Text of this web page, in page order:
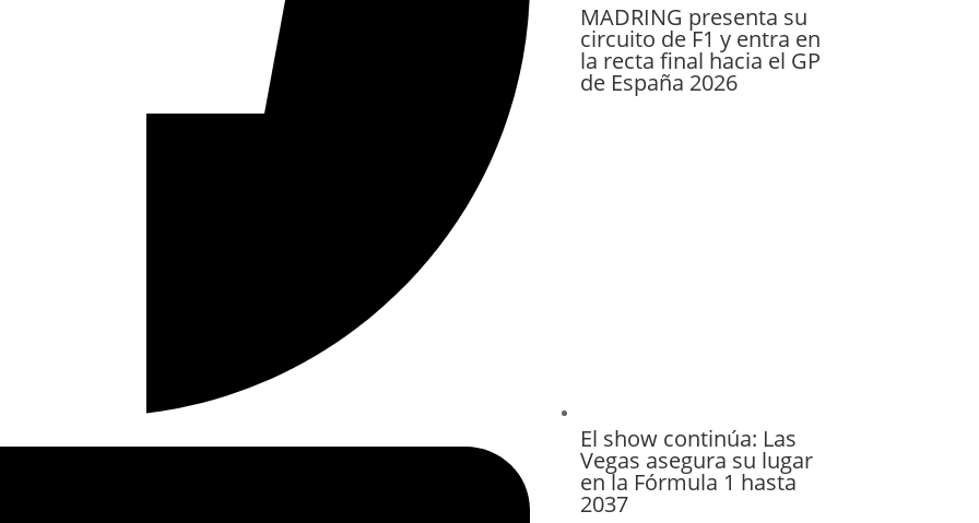
MADRING presenta su
circuito de F1 y entra en
la recta final hacia el GP
de España 2026
El show continúa: Las
Vegas asegura su lugar
en la Fórmula 1 hasta
2037